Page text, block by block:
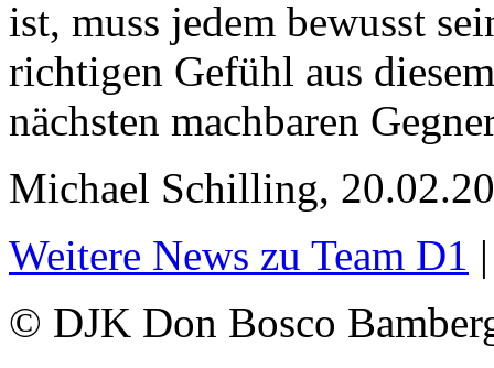
ist, muss jedem bewusst
richtigen Gefühl aus
nächsten machbaren
Michael Schilling,
Weitere News zu Team D1
© DJK Don Bosco